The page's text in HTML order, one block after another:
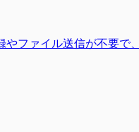
やファイル送信が不要で